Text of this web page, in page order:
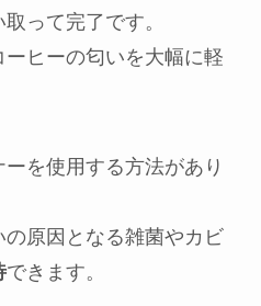
って完了です。
ヒーの匂いを大幅に軽
を使用する方法があり
原因となる雑菌やカビ
できます。